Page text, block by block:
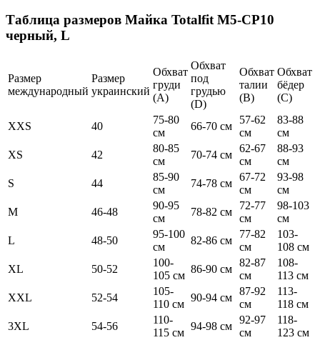
Таблица размеров Майка Totalfit M5-CP10
черный, L
Размер
международный
Размер
украинский
Обхват
груди
(А)
Обхват
под
грудью
(D)
Обхват
талии
(В)
Обхват
бёдер
(С)
XXS 40
75-80
см
66-70 см
57-62
см
83-88
см
XS
42
80-85
см
70-74 см
62-67
см
88-93
см
S
44
85-90
см
74-78 см
67-72
см
93-98
см
M
46-48
90-95
см
78-82 см
72-77
см
98-103
см
L
48-50
95-100
см
82-86 см
77-82
см
103-
108 см
XL
50-52
100-
105 см
86-90 см
82-87
см
108-
113 см
XXL
52-54
105-
110 см
90-94 см
87-92
см
113-
118 см
3XL
54-56
110-
115 см
94-98 см
92-97
см
118-
123 см